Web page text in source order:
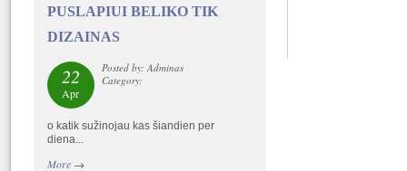
PUSLAPIUI BELIKO TIK
DIZAINAS
22
Apr
Posted by: Adminas
Category:
o katik sužinojau kas šiandien per
diena...
More→